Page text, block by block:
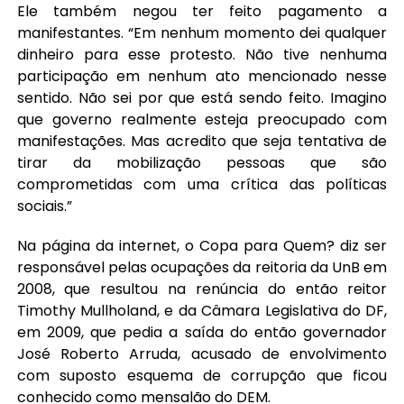
Ele também negou ter feito pagamento a
manifestantes. “Em nenhum momento dei qualquer
dinheiro para esse protesto. Não tive nenhuma
participação em nenhum ato mencionado nesse
sentido. Não sei por que está sendo feito. Imagino
que governo realmente esteja preocupado com
manifestações. Mas acredito que seja tentativa de
tirar da mobilização pessoas que são
comprometidas com uma crítica das políticas
sociais.”
Na página da internet, o Copa para Quem? diz ser
responsável pelas ocupações da reitoria da UnB em
2008, que resultou na renúncia do então reitor
Timothy Mullholand, e da Câmara Legislativa do DF,
em 2009, que pedia a saída do então governador
José Roberto Arruda, acusado de envolvimento
com suposto esquema de corrupção que ficou
conhecido como mensalão do DEM.